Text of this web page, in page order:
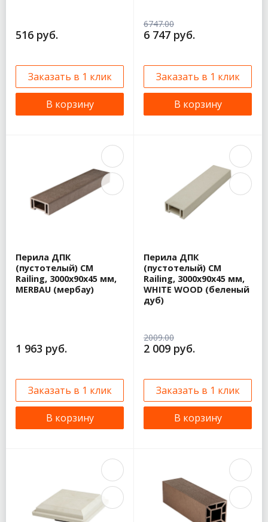
516 руб.
Заказать в 1 клик
В корзину
6747.00
6 747 руб.
Заказать в 1 клик
В корзину
Перила ДПК
(пустотелый) CM
Railing, 3000х90х45 мм,
MERBAU (мербау)
1 963 руб.
Заказать в 1 клик
В корзину
Перила ДПК
(пустотелый) CM
Railing, 3000х90х45 мм,
WHITE WOOD (беленый
дуб)
2009.00
2 009 руб.
Заказать в 1 клик
В корзину